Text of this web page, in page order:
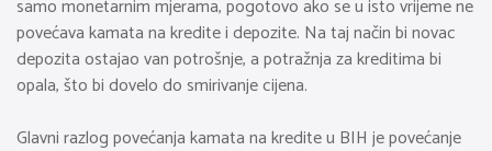
samo monetarnim mjerama, pogotovo ako se u isto vrijeme ne
povećava kamata na kredite i depozite. Na taj način bi novac
depozita ostajao van potrošnje, a potražnja za kreditima bi
opala, što bi dovelo do smirivanje cijena.
Glavni razlog povećanja kamata na kredite u BIH je povećanje